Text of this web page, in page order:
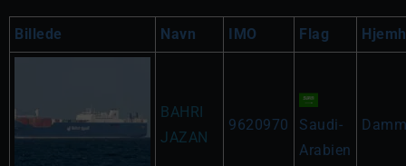
Billede Navn IMO Flag
BAHRI
JAZAN
9620970
Saudi-
Arabien